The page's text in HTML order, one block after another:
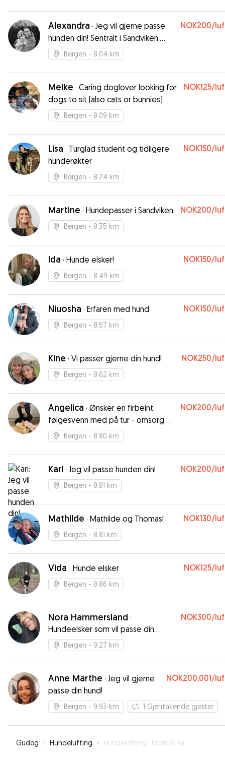
Alexandra · Jeg vil gjerne passe
hunden din! Sentralt i Sandviken,
Bergen
NOK200/
Bergen - 8.04 km
Meike · Caring doglover looking for
dogs to sit (also cats or bunnies)
NOK125/
Bergen - 8.09 km
Lisa · Turglad student og tidligere
hunderøkter
NOK150/
Bergen - 8.24 km
Martine · Hundepasser i Sandviken NOK200/
Bergen - 8.35 km
Ida · Hunde elsker! NOK150/
Bergen - 8.49 km
Niuosha · Erfaren med hund NOK150/
Bergen - 8.57 km
Kine · Vi passer gjerne din hund! NOK250/
Bergen - 8.62 km
Angelica · Ønsker en firbeint
følgesvenn med på tur - omsorg og
kjærlighet garantert!
NOK200/
Bergen - 8.80 km
Kari · Jeg vil passe hunden din! NOK200/
Bergen - 8.81 km
Mathilde · Mathilde og Thomas! NOK130/
Bergen - 8.81 km
Vida · Hunde elsker NOK125/
Bergen - 8.86 km
Nora Hammersland ·
Hundeelsker som vil passe din
firbente
NOK300/
Bergen - 9.27 km
Anne Marthe · Jeg vil gjerne
passe din hund!
NOK200,001/
Bergen - 9.93 km 1 Gjentakende gjester
Gudog » Hundelufting » Hundelufting i Indre Arna